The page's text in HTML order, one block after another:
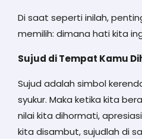
Di saat seperti inilah,
memilih: dimana hati kita
Sujud di Tempat Kamu
Sujud adalah simbol
syukur. Maka ketika kita
nilai kita dihormati,
kita disambut, sujudlah di